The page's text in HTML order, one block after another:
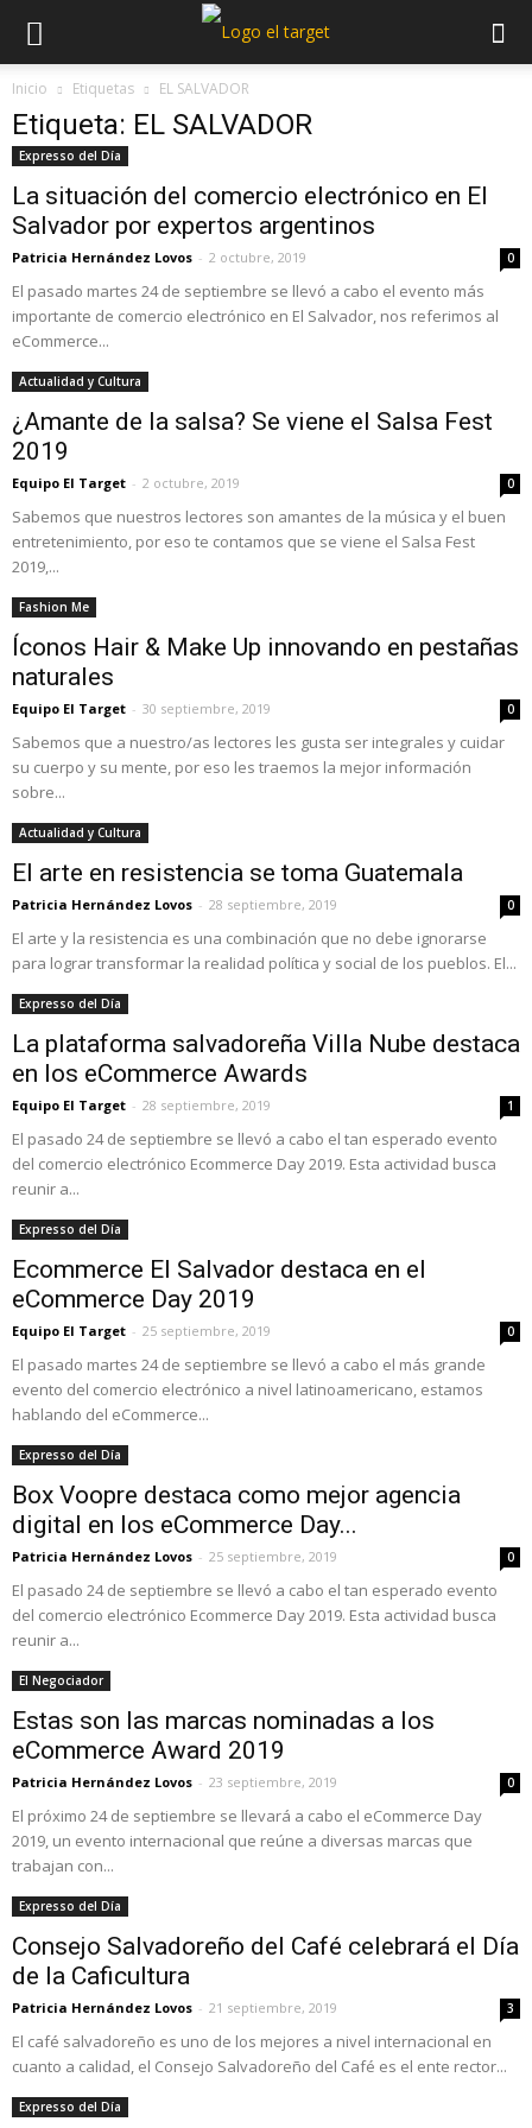
Inicio Etiquetas EL SALVADOR
Etiqueta: EL SALVADOR
Expresso del Día
La situación del comercio electrónico en El
Salvador por expertos argentinos
Patricia Hernández Lovos - 2 octubre, 2019 0
El pasado martes 24 de septiembre se llevó a cabo el evento más
importante de comercio electrónico en El Salvador, nos referimos al
eCommerce...
Actualidad y Cultura
¿Amante de la salsa? Se viene el Salsa Fest
2019
Equipo El Target - 2 octubre, 2019 0
Sabemos que nuestros lectores son amantes de la música y el buen
entretenimiento, por eso te contamos que se viene el Salsa Fest
2019,...
Fashion Me
Íconos Hair & Make Up innovando en pestañas
naturales
Equipo El Target - 30 septiembre, 2019 0
Sabemos que a nuestro/as lectores les gusta ser integrales y cuidar
su cuerpo y su mente, por eso les traemos la mejor información
sobre...
Actualidad y Cultura
El arte en resistencia se toma Guatemala
Patricia Hernández Lovos - 28 septiembre, 2019 0
El arte y la resistencia es una combinación que no debe ignorarse
para lograr transformar la realidad política y social de los pueblos. El...
Expresso del Día
La plataforma salvadoreña Villa Nube destaca
en los eCommerce Awards
Equipo El Target - 28 septiembre, 2019 1
El pasado 24 de septiembre se llevó a cabo el tan esperado evento
del comercio electrónico Ecommerce Day 2019. Esta actividad busca
reunir a...
Expresso del Día
Ecommerce El Salvador destaca en el
eCommerce Day 2019
Equipo El Target - 25 septiembre, 2019 0
El pasado martes 24 de septiembre se llevó a cabo el más grande
evento del comercio electrónico a nivel latinoamericano, estamos
hablando del eCommerce...
Expresso del Día
Box Voopre destaca como mejor agencia
digital en los eCommerce Day...
Patricia Hernández Lovos - 25 septiembre, 2019 0
El pasado 24 de septiembre se llevó a cabo el tan esperado evento
del comercio electrónico Ecommerce Day 2019. Esta actividad busca
reunir a...
El Negociador
Estas son las marcas nominadas a los
eCommerce Award 2019
Patricia Hernández Lovos - 23 septiembre, 2019 0
El próximo 24 de septiembre se llevará a cabo el eCommerce Day
2019, un evento internacional que reúne a diversas marcas que
trabajan con...
Expresso del Día
Consejo Salvadoreño del Café celebrará el Día
de la Caficultura
Patricia Hernández Lovos - 21 septiembre, 2019 3
El café salvadoreño es uno de los mejores a nivel internacional en
cuanto a calidad, el Consejo Salvadoreño del Café es el ente rector...
Expresso del Día